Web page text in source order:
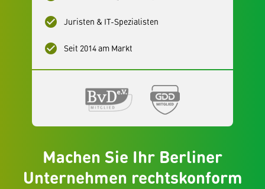
check_circle Juristen & IT-Spezialisten
check_circle Seit 2014 am Markt
Machen Sie Ihr Berliner
Unternehmen rechtskonform